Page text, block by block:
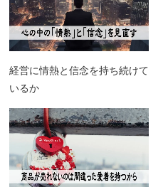
経営に情熱と信念を持ち続けて
いるか